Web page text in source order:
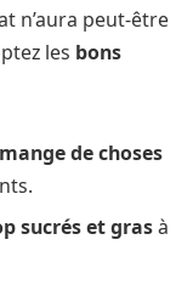
n’aura peut-être
les bons
de choses
sucrés et grasà